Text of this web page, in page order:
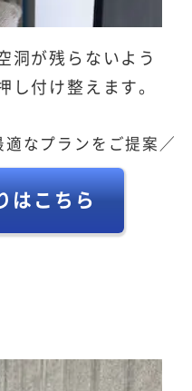
洞が残らないよう
し付け整えます。
適なプランをご提案／
はこちら